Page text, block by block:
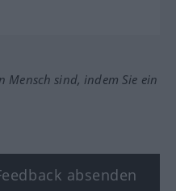
Mensch sind, indem Sie ein
absenden